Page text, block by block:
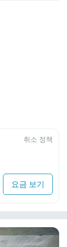
취소 정책
요금 보기